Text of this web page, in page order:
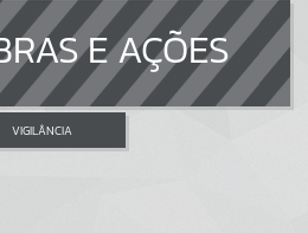
E AÇÕES
VIGILÂNCIA